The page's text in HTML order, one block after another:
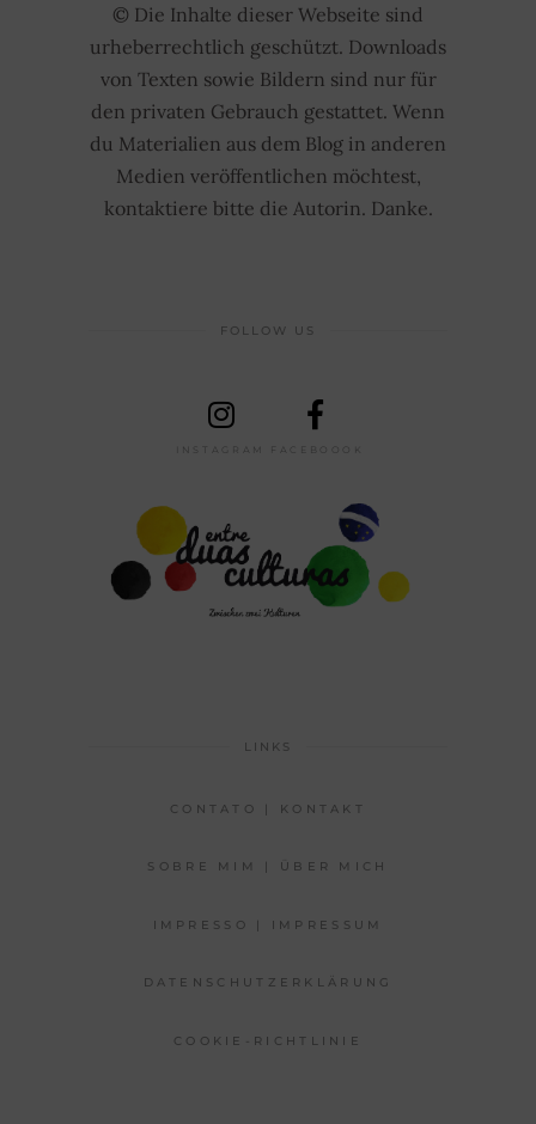
© Die Inhalte dieser Webseite sind
urheberrechtlich geschützt. Downloads
von Texten sowie Bildern sind nur für
den privaten Gebrauch gestattet. Wenn
du Materialien aus dem Blog in anderen
Medien veröffentlichen möchtest,
kontaktiere bitte die Autorin. Danke.
FOLLOW US
INSTAGRAM FACEBOOOK
LINKS
CONTATO | KONTAKT
SOBRE MIM | ÜBER MICH
IMPRESSO | IMPRESSUM
DATENSCHUTZERKLÄRUNG
COOKIE-RICHTLINIE